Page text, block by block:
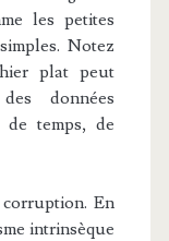
les petites
Notez
plat peut
données
de temps, de
En
intrinsèque